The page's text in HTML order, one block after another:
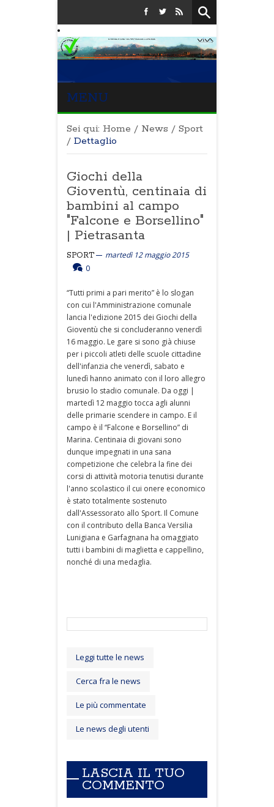
MENU
Sei qui: Home / News / Sport
/ Dettaglio
Giochi della
Gioventù, centinaia di
bambini al campo
"Falcone e Borsellino"
| Pietrasanta
SPORT
martedì 12 maggio 2015
0
“Tutti primi a pari merito” è lo slogan
con cui l'Amministrazione comunale
lancia l'edizione 2015 dei Giochi della
Gioventù che si concluderanno venerdì
16 maggio. Le gare si sono già chiuse
per i piccoli atleti delle scuole cittadine
dell'infanzia che venerdì, sabato e
lunedì hanno animato con il loro allegro
brusio lo stadio comunale. Da oggi |
martedì 12 maggio tocca agli alunni
delle primarie scendere in campo. E il
campo è il “Falcone e Borsellino” di
Marina. Centinaia di giovani sono
dunque impegnati in una sana
competizione che celebra la fine dei
corsi di attività motoria tenutisi durante
l'anno scolastico il cui onere economico
è stato totalmente sostenuto
dall'Assessorato allo Sport. Il Comune
con il contributo della Banca Versilia
Lunigiana e Garfagnana ha omaggiato
tutti i bambini di maglietta e cappellino,
nonché di una medaglia.
Leggi tutte le news
Cerca fra le news
Le più commentate
Le news degli utenti
LASCIA IL TUO
COMMENTO